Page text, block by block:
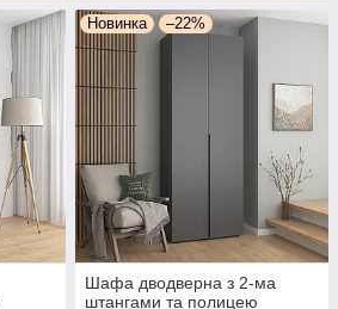
Новинка –22%
Шафа дводверна з 2-ма
штангами та полицею